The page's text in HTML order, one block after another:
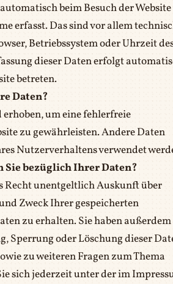
beim Besuch der Website
erfasst. Das sind vor allem
Betriebssystem oder Uhrzeit
dieser Daten erfolgt
betreten.
Daten?
um eine fehlerfreie
zu gewährleisten. Andere Daten
Nutzerverhaltens verwendet
Sie bezüglich Ihrer Daten?
Recht unentgeltlich Auskunft über
Zweck Ihrer gespeicherten
zu erhalten. Sie haben
Sperrung oder Löschung dieser
zu weiteren Fragen zum Thema
sich jederzeit unter der im